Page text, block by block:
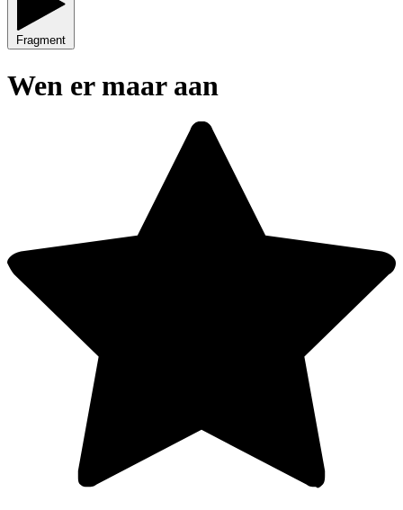
Fragment
Wen er maar aan